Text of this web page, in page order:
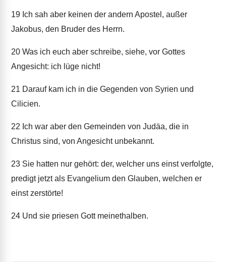
19 Ich sah aber keinen der andern Apostel, außer
Jakobus, den Bruder des Herrn.
20 Was ich euch aber schreibe, siehe, vor Gottes
Angesicht: ich lüge nicht!
21 Darauf kam ich in die Gegenden von Syrien und
Cilicien.
22 Ich war aber den Gemeinden von Judäa, die in
Christus sind, von Angesicht unbekannt.
23 Sie hatten nur gehört: der, welcher uns einst verfolgte,
predigt jetzt als Evangelium den Glauben, welchen er
einst zerstörte!
24 Und sie priesen Gott meinethalben.